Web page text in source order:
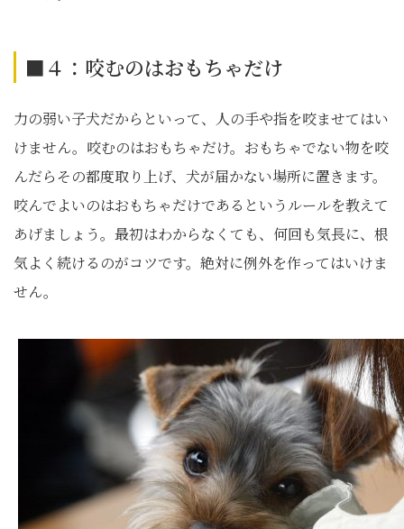
■４：咬むのはおもちゃだけ
力の弱い子犬だからといって、人の手や指を咬ませてはい
けません。咬むのはおもちゃだけ。おもちゃでない物を咬
んだらその都度取り上げ、犬が届かない場所に置きます。
咬んでよいのはおもちゃだけであるというルールを教えて
あげましょう。最初はわからなくても、何回も気長に、根
気よく続けるのがコツです。絶対に例外を作ってはいけま
せん。